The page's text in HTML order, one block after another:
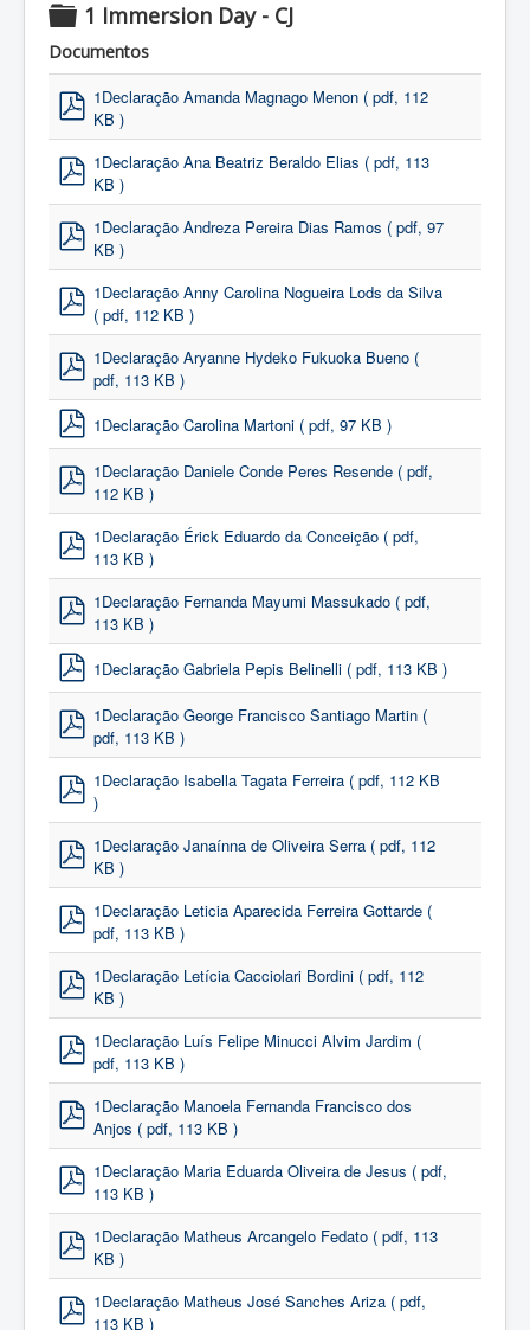
f
o
l
d
e
r
1 Immersion Day - CJ
Documentos
pdf
1Declaração Amanda Magnago Menon ( pdf, 112
KB )
pdf
1Declaração Ana Beatriz Beraldo Elias ( pdf, 113
KB )
pdf
1Declaração Andreza Pereira Dias Ramos ( pdf, 97
KB )
pdf
1Declaração Anny Carolina Nogueira Lods da Silva
( pdf, 112 KB )
pdf
1Declaração Aryanne Hydeko Fukuoka Bueno (
pdf, 113 KB )
pdf
1Declaração Carolina Martoni ( pdf, 97 KB )
pdf
1Declaração Daniele Conde Peres Resende ( pdf,
112 KB )
pdf
1Declaração Érick Eduardo da Conceição ( pdf,
113 KB )
pdf
1Declaração Fernanda Mayumi Massukado ( pdf,
113 KB )
pdf
1Declaração Gabriela Pepis Belinelli ( pdf, 113 KB )
pdf
1Declaração George Francisco Santiago Martin (
pdf, 113 KB )
pdf
1Declaração Isabella Tagata Ferreira ( pdf, 112 KB
)
pdf
1Declaração Janaínna de Oliveira Serra ( pdf, 112
KB )
pdf
1Declaração Leticia Aparecida Ferreira Gottarde (
pdf, 113 KB )
pdf
1Declaração Letícia Cacciolari Bordini ( pdf, 112
KB )
pdf
1Declaração Luís Felipe Minucci Alvim Jardim (
pdf, 113 KB )
pdf
1Declaração Manoela Fernanda Francisco dos
Anjos ( pdf, 113 KB )
pdf
1Declaração Maria Eduarda Oliveira de Jesus ( pdf,
113 KB )
pdf
1Declaração Matheus Arcangelo Fedato ( pdf, 113
KB )
1Declaração Matheus José Sanches Ariza ( pdf,
113 KB )